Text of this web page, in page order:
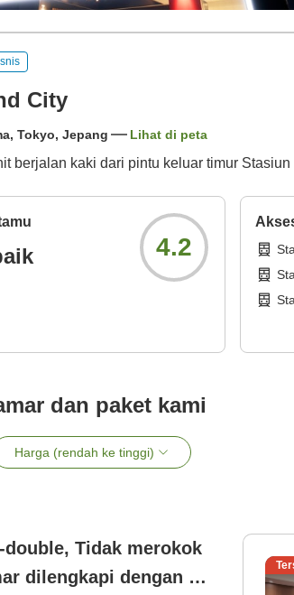
City
Tokyo, Jepang Lihat di peta
berjalan kaki dari pintu keluar timur
4.2
dan paket kami
Harga (rendah ke tinggi)
double, Tidak merokok
dilengkapi dengan Wi-